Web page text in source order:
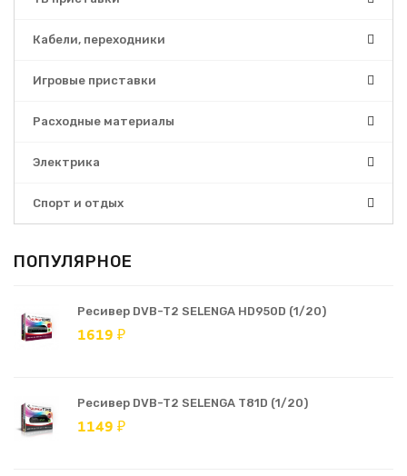
Кабели, переходники
Игровые приставки
Расходные материалы
Электрика
Спорт и отдых
ПОПУЛЯРНОЕ
Ресивер DVB-T2 SELENGA HD950D (1/20)
1619 ₽
Ресивер DVB-T2 SELENGA T81D (1/20)
1149 ₽